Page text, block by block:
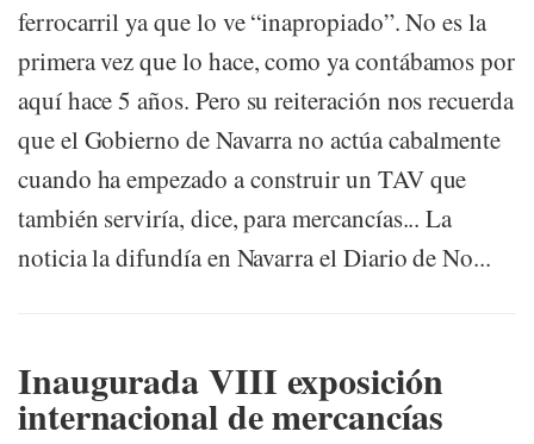
ferrocarril ya que lo ve “inapropiado”. No es la
primera vez que lo hace, como ya contábamos por
aquí hace 5 años. Pero su reiteración nos recuerda
que el Gobierno de Navarra no actúa cabalmente
cuando ha empezado a construir un TAV que
también serviría, dice, para mercancías... La
noticia la difundía en Navarra el Diario de No...
Inaugurada VIII exposición
internacional de mercancías